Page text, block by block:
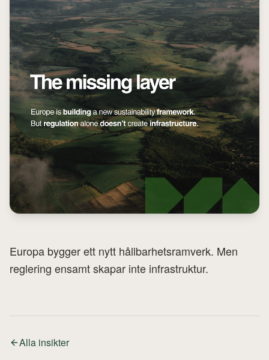
Europa bygger ett nytt hållbarhetsramverk. Men
reglering ensamt skapar inte infrastruktur.
Alla insikter